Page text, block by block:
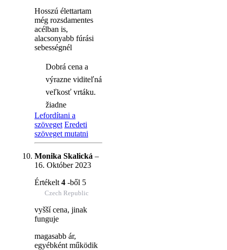
Hosszú élettartam
még rozsdamentes
acélban is,
alacsonyabb fúrási
sebességnél
Dobrá cena a
výrazne viditeľná
veľkosť vrtáku.
žiadne
Lefordítani a
szöveget Eredeti
szöveget mutatni
Monika Skalická –
16. Október 2023
Értékelt 4 -ből 5
Czech Republic
vyšší cena, jinak
funguje
magasabb ár,
egyébként működik